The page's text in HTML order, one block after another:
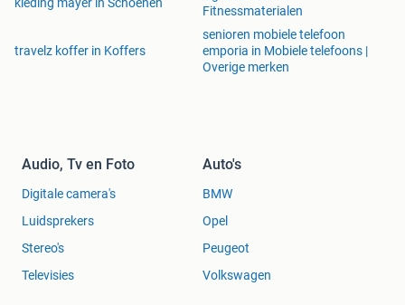
kleding mayer in Schoenen
Fitnessmaterialen
travelz koffer in Koffers
senioren mobiele telefoon
emporia in Mobiele telefoons |
Overige merken
Audio, Tv en Foto
Digitale camera's
Luidsprekers
Stereo's
Televisies
Auto's
BMW
Opel
Peugeot
Volkswagen